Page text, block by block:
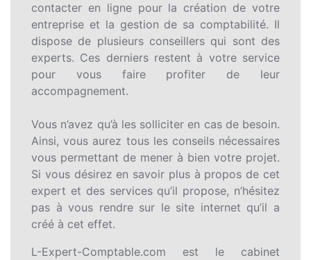
contacter en ligne pour la création de votre
entreprise et la gestion de sa comptabilité. Il
dispose de plusieurs conseillers qui sont des
experts. Ces derniers restent à votre service
pour vous faire profiter de leur
accompagnement.
Vous n’avez qu’à les solliciter en cas de besoin.
Ainsi, vous aurez tous les conseils nécessaires
vous permettant de mener à bien votre projet.
Si vous désirez en savoir plus à propos de cet
expert et des services qu’il propose, n’hésitez
pas à vous rendre sur le site internet qu’il a
créé à cet effet.
L-Expert-Comptable.com est le cabinet